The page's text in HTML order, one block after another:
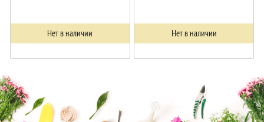
Нет в наличии Нет в наличии